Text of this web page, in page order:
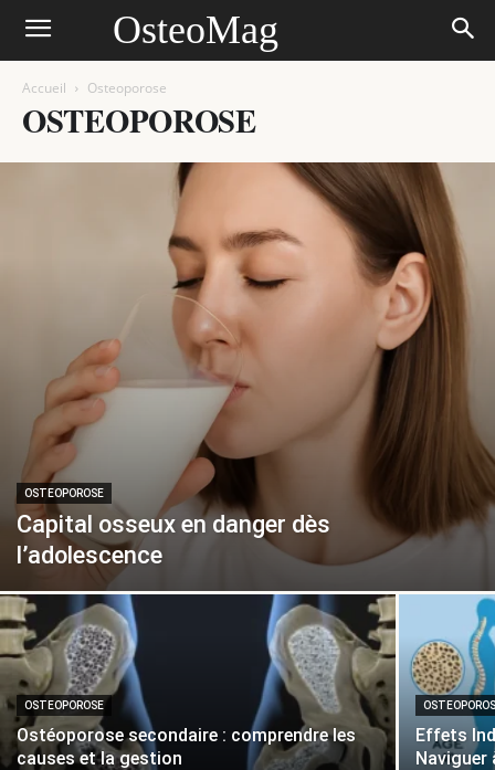
OsteoMag
Accueil Osteoporose
OSTEOPOROSE
OSTEOPOROSE
Capital osseux en danger dès
l’adolescence
OSTEOPOROSE
Ostéoporose secondaire : comprendre les
causes et la gestion
Effets
Naviguer